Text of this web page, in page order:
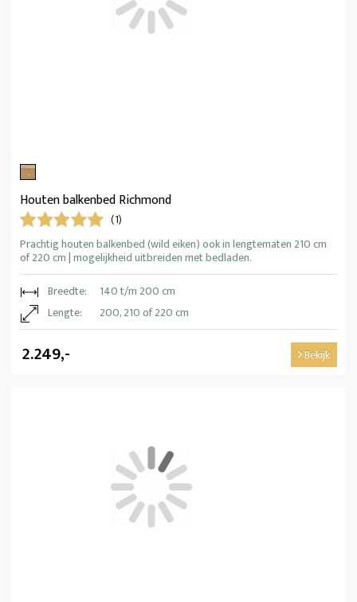
Houten balkenbed Richmond
(1)
Prachtig houten balkenbed (wild eiken) ook in lengtematen 210 cm
of 220 cm | mogelijkheid uitbreiden met bedladen.
Breedte:
140 t/m 200 cm
Lengte:
200, 210 of 220 cm
2.249,- Bekijk